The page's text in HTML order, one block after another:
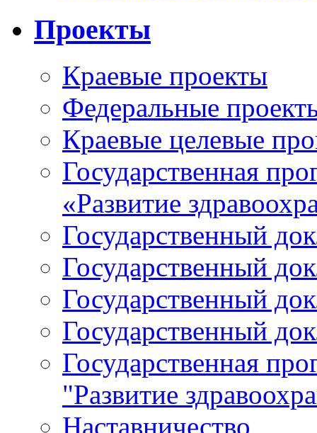
Проекты
Краевые проекты
Федеральные
Краевые целевые
Государственная
«Развитие
Государственный
Государственный
Государственный
Государственный
Государственная
"Развитие
Наставничество